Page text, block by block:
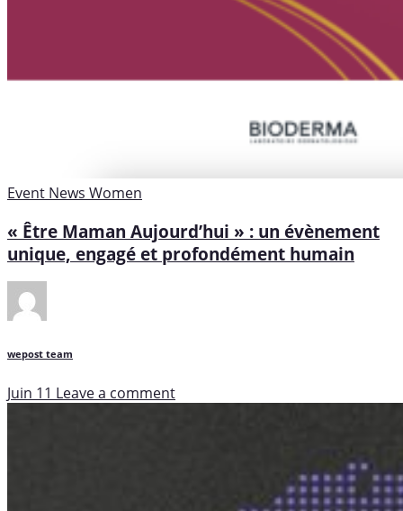
Event News Women
« Être Maman Aujourd’hui » : un évènement
unique, engagé et profondément humain
wepost team
Juin 11 Leave a comment